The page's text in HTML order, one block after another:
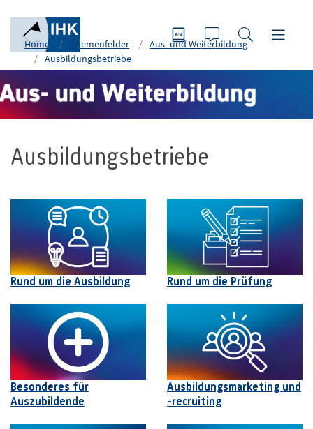
Home Themenfelder
Aus- und Weiterbildung
Ausbildungsbetriebe
Ausbildungsbetriebe
Rund um die Ausbildung Rund um die Prüfung
Besonderes für
Auszubildende
Ausbildungsmarketing und
-recruiting